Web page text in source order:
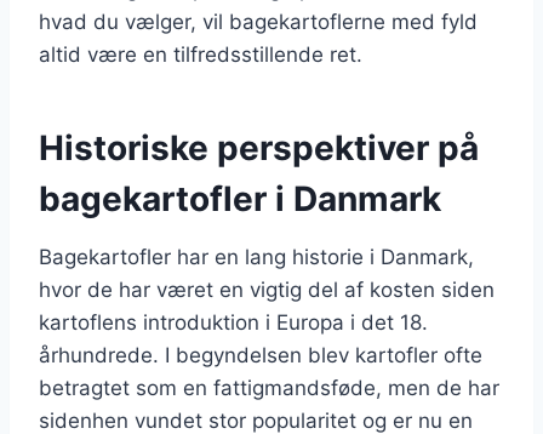
hvad du vælger, vil bagekartoflerne med fyld
altid være en tilfredsstillende ret.
Historiske perspektiver på
bagekartofler i Danmark
Bagekartofler har en lang historie i Danmark,
hvor de har været en vigtig del af kosten siden
kartoflens introduktion i Europa i det 18.
århundrede. I begyndelsen blev kartofler ofte
betragtet som en fattigmandsføde, men de har
sidenhen vundet stor popularitet og er nu en